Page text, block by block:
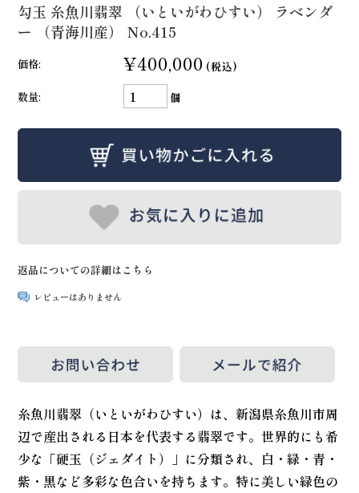
勾玉 糸魚川翡翠 （いといがわひすい） ラベンダ
ー （青海川産） No.415
価格: ¥400,000 (税込)
数量:
個
返品についての詳細はこちら
レビューはありません
糸魚川翡翠（いといがわひすい）は、新潟県糸魚川市周
辺で産出される日本を代表する翡翠です。世界的にも希
少な「硬玉（ジェダイト）」に分類され、白・緑・青・
紫・黒など多彩な色合いを持ちます。特に美しい緑色の